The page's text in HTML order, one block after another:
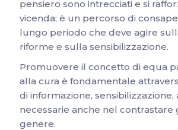
pensiero sono intrecciati e si
vicenda; è un percorso di
lungo periodo che deve agire
riforme e sulla sensibilizzazione.
Promuovere il concetto di equa
alla cura è fondamentale
di informazione, sensibilizzazione,
necessarie anche nel contrastare
genere.